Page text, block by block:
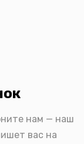
нам — наш
вас на